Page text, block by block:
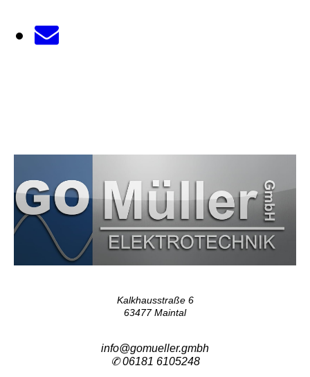
Kalkhausstraße 6
63477 Maintal
info@gomueller.gmbh
✆ 06181 6105248